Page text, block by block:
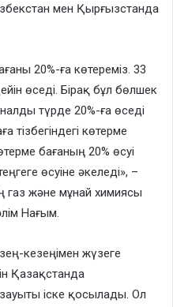
мен Қырғызстанда
20%-ға көтереміз. 33
өседі. Бірақ бұл бөлшек
түрде 20%-ға өседі
тізбегіндегі көтерме
бағаның 20% өсуі
өсуіне әкеледі», –
газ және мұнай химиясы
Нағым.
кезеңімен жүзеге
Қазақстанда
іске қосылады. Ол